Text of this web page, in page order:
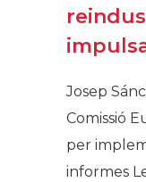
Josep
Comissió
per
informes